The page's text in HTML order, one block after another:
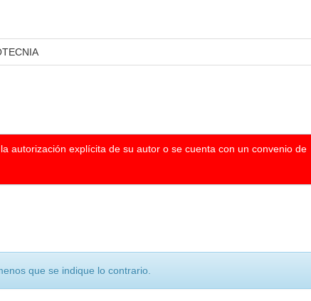
autorización explícita de su autor o se cuenta con un convenio de
que se indique lo contrario.